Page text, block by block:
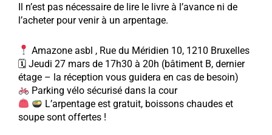
Il n’est pas nécessaire de lire le livre à l’avance ni de
l’acheter pour venir à un arpentage.
Amazone asbl , Rue du Méridien 10, 1210 Bruxelles
🗓 Jeudi 27 mars de 17h30 à 20h (bâtiment B, dernier
étage – la réception vous guidera en cas de besoin)
Parking vélo sécurisé dans la cour
L’arpentage est gratuit, boissons chaudes et
soupe sont offertes !